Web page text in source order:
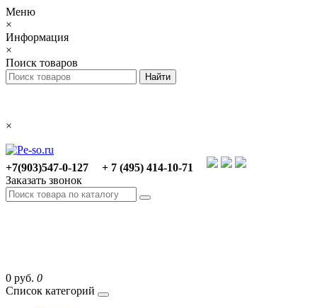
Меню
×
Информация
×
Поиск товаров
×
+7(903)547-0-127
+ 7 (495) 414-10-71
Заказать звонок
0 руб. 0
Список категорий